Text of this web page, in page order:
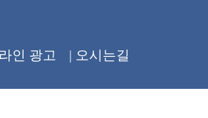
인 광고 | 오시는길